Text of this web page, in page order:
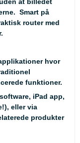
Smart på
router med
hvor
funktioner.
iPad app,
eller via
produkter